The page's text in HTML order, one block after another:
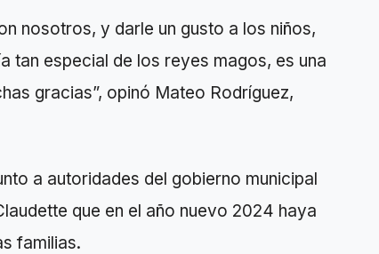
nosotros, y darle un gusto a los niños,
tan especial de los reyes magos, es una
gracias”, opinó Mateo Rodríguez,
a autoridades del gobierno municipal
que en el año nuevo 2024 haya
familias.